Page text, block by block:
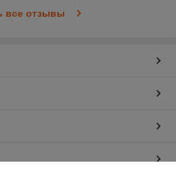
все отзывы